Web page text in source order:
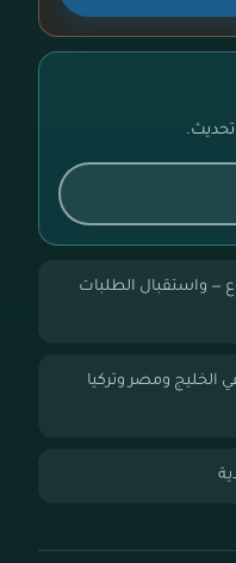
تحديث.
الأسبوع — واستقبال الطلبات
ومصر وتركيا